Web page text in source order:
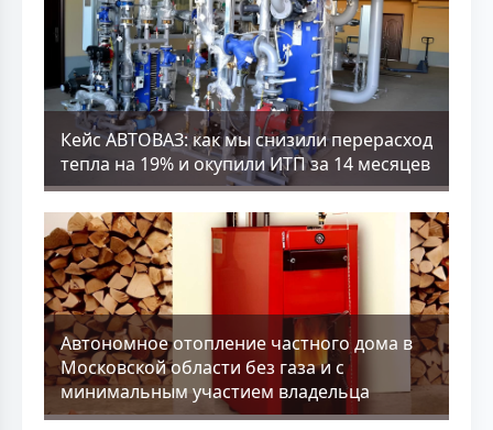
Кейс АВТОВАЗ: как мы снизили перерасход
тепла на 19% и окупили ИТП за 14 месяцев
Aвтономное отопление частного дома в
Московской области без газа и с
минимальным участием владельца